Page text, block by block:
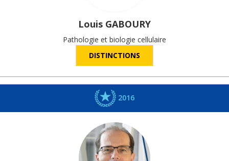
Louis GABOURY
Pathologie et biologie cellulaire
DISTINCTIONS
2016